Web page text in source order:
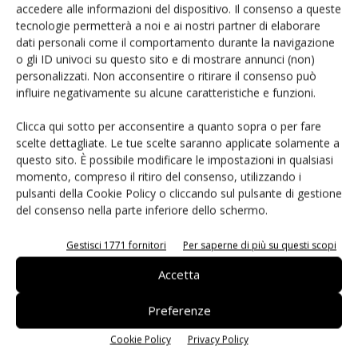
accedere alle informazioni del dispositivo. Il consenso a queste
tecnologie permetterà a noi e ai nostri partner di elaborare
dati personali come il comportamento durante la navigazione
o gli ID univoci su questo sito e di mostrare annunci (non)
personalizzati. Non acconsentire o ritirare il consenso può
influire negativamente su alcune caratteristiche e funzioni.
Clicca qui sotto per acconsentire a quanto sopra o per fare
scelte dettagliate. Le tue scelte saranno applicate solamente a
questo sito. È possibile modificare le impostazioni in qualsiasi
momento, compreso il ritiro del consenso, utilizzando i
pulsanti della Cookie Policy o cliccando sul pulsante di gestione
del consenso nella parte inferiore dello schermo.
Gestisci 1771 fornitori Per saperne di più su questi scopi
Accetta
Preferenze
Cookie Policy Privacy Policy
Salva il mio nome, email e sito web in questo browser per i